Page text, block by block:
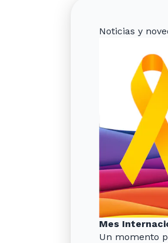
Noticias y
Mes
Un momento